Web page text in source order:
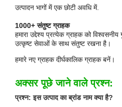
उत्पादन भागों में एक छोटी अवधि में.
1000+ संतुष्ट ग्राहक
हमारा उद्देश्य प्रत्येक ग्राहक को
उत्कृष्ट सेवाओं के साथ संतुष्ट रखना है।
हमारे नए ग्राहक दीर्घकालिक ग्राहक बनें।
अक्सर पूछे जाने वाले प्रश्न:
प्रश्न: इस उत्पाद का ब्रांड नाम क्या है?